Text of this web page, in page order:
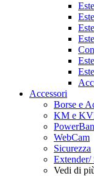
Accessori
Borse e
KM e
WebCam
Sicurezza
Extender/
Vedi di